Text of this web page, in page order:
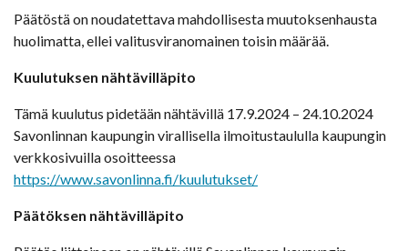
Päätöstä on noudatettava mahdollisesta muutoksenhausta
huolimatta, ellei valitusviranomainen toisin määrää.
Kuulutuksen nähtävilläpito
Tämä kuulutus pidetään nähtävillä 17.9.2024 – 24.10.2024
Savonlinnan kaupungin virallisella ilmoitustaululla kaupungin
verkkosivuilla osoitteessa
https://www.savonlinna.fi/kuulutukset/
Päätöksen nähtävilläpito